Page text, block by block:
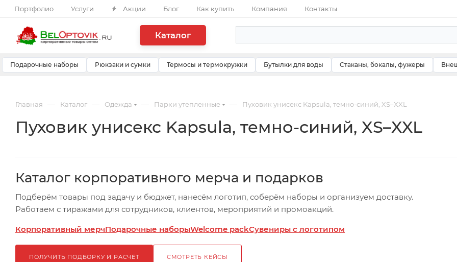
Портфолио Услуги Акции Блог Как купить Компания Контакты
Каталог
Подарочные наборы Рюкзаки и сумки Термосы и термокружки Бутылки для воды Стаканы, бокалы, фужеры
Главная — Каталог — Одежда — Парки утепленные — Пуховик унисекс Kapsula, темно-синий, XS–XXL
Пуховик унисекс Kapsula, темно-синий, XS–XXL
Каталог корпоративного мерча и подарков
Подберём товары под задачу и бюджет, нанесём логотип, соберём наборы и организуем доставку.
Работаем с тиражами для сотрудников, клиентов, мероприятий и промоакций.
Корпоративный мерчПодарочные наборыWelcome packСувениры с логотипом
ПОЛУЧИТЬ ПОДБОРКУ И РАСЧЁТ СМОТРЕТЬ КЕЙСЫ